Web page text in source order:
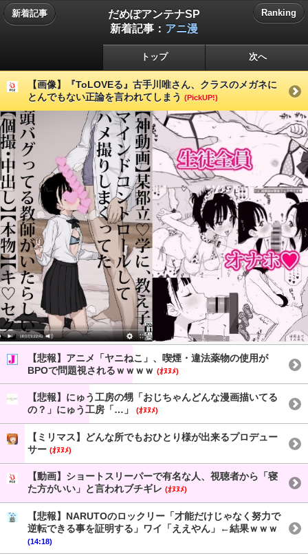
新着記事
だめぽアンテナSP
新着記事： アニ漫
Ranking
トップ 次へ
【画像】『ToLOVEる』古手川唯さん、クラスのメガネに
とんでもない正論を言われてしまう (PickUP!)
【悲報】アニメ「ヤニねこ」、喫煙・違法薬物の使用が
BPOで問題視されるｗｗｗｗ (ｵﾇﾇﾒ)
【悲報】にゅう工房の甥「おじちゃんどんな漫画描いてる
の？」にゅう工房「…」
(ｵﾇﾇﾒ)
【ミリマス】どんな所でもおひとり様が出来るプロデュー
サー (ｵﾇﾇﾒ)
【動画】ショートスリーパーで有名な人、視聴者から「寝
た方がいい」と言われブチギレ (ｵﾇﾇﾒ)
【悲報】NARUTOのロックリー「才能だけじゃなく努力で
逆転できる事を証明する」ワイ「ええやん」←結果ｗｗｗ
(14:18)